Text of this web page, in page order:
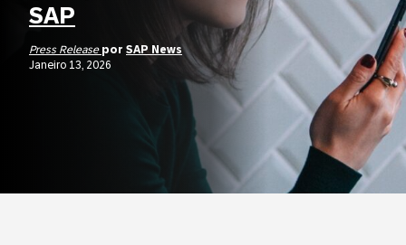
SAP
Press Release por SAP News
Janeiro 13, 2026